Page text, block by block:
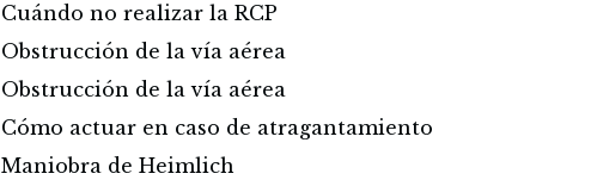
Cuándo no realizar la RCP
Obstrucción de la vía aérea
Obstrucción de la vía aérea
Cómo actuar en caso de atragantamiento
Maniobra de Heimlich